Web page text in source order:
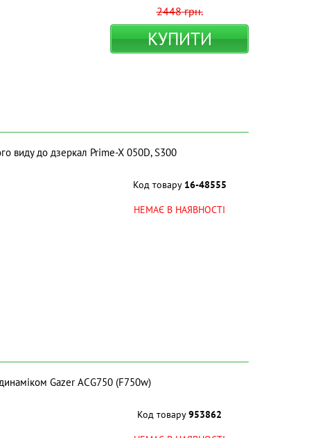
2448грн.
КУПИТИ
виду до дзеркал Prime-X 050D, S300
Код товару 16-48555
НЕМАЄ В НАЯВНОСТІ
Gazer ACG750 (F750w)
Код товару953862